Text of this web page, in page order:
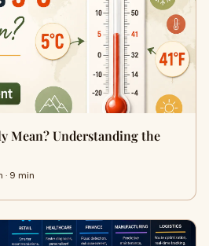
Mean? Understanding the
9 min